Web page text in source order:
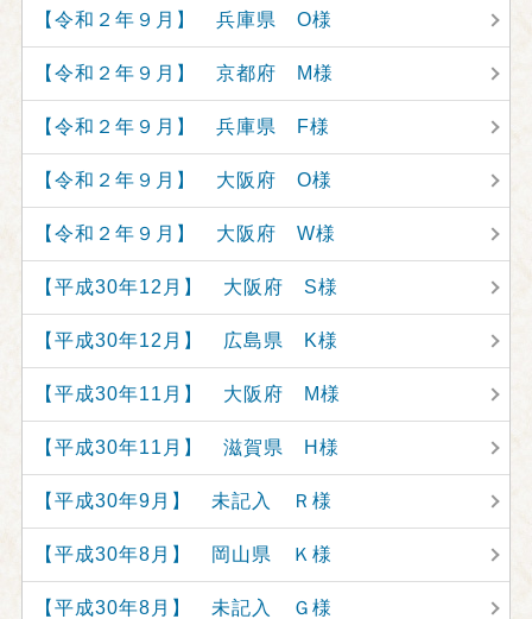
【令和２年９月】 兵庫県 O様
【令和２年９月】 京都府 M様
【令和２年９月】 兵庫県 F様
【令和２年９月】 大阪府 O様
【令和２年９月】 大阪府 W様
【平成30年12月】 大阪府 S様
【平成30年12月】 広島県 K様
【平成30年11月】 大阪府 M様
【平成30年11月】 滋賀県 H様
【平成30年9月】 未記入 Ｒ様
【平成30年8月】 岡山県 Ｋ様
【平成30年8月】 未記入 Ｇ様